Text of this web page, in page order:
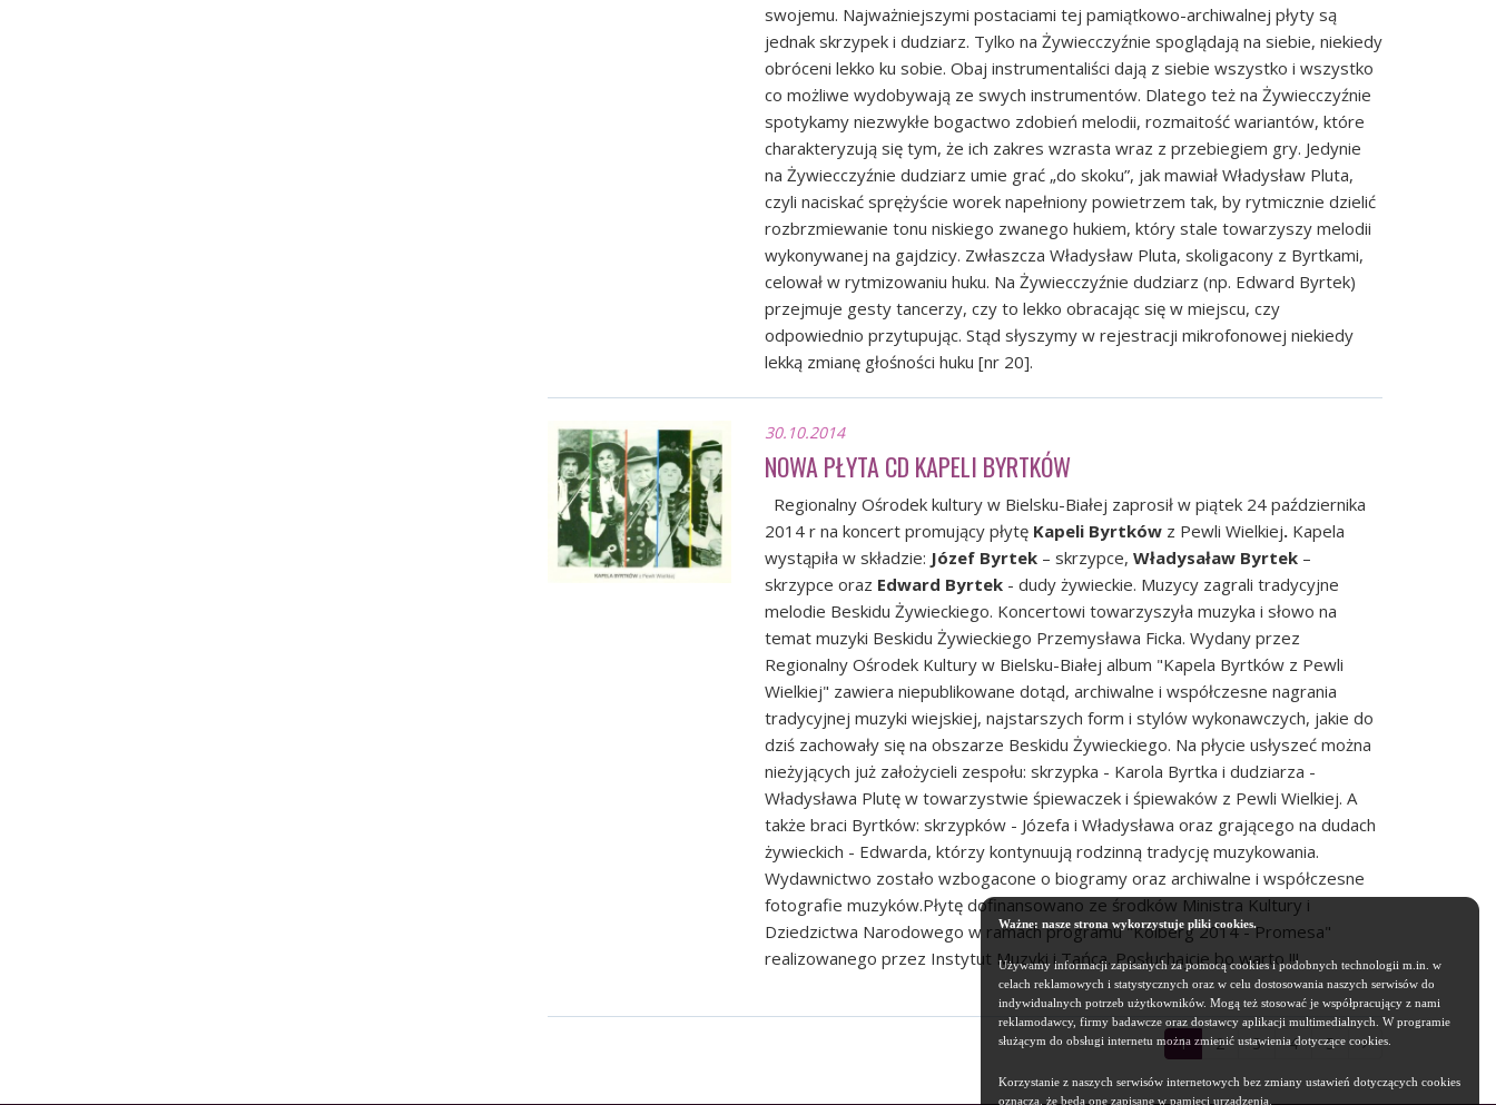
swojemu. Najważniejszymi postaciami tej pamiątkowo-archiwalnej płyty są
jednak skrzypek i dudziarz. Tylko na Żywiecczyźnie spoglądają na siebie, niekiedy
obróceni lekko ku sobie. Obaj instrumentaliści dają z siebie wszystko i wszystko
co możliwe wydobywają ze swych instrumentów. Dlatego też na Żywiecczyźnie
spotykamy niezwykłe bogactwo zdobień melodii, rozmaitość wariantów, które
charakteryzują się tym, że ich zakres wzrasta wraz z przebiegiem gry. Jedynie
na Żywiecczyźnie dudziarz umie grać „do skoku”, jak mawiał Władysław Pluta,
czyli naciskać sprężyście worek napełniony powietrzem tak, by rytmicznie dzielić
rozbrzmiewanie tonu niskiego zwanego hukiem, który stale towarzyszy melodii
wykonywanej na gajdzicy. Zwłaszcza Władysław Pluta, skoligacony z Byrtkami,
celował w rytmizowaniu huku. Na Żywiecczyźnie dudziarz (np. Edward Byrtek)
przejmuje gesty tancerzy, czy to lekko obracając się w miejscu, czy
odpowiednio przytupując. Stąd słyszymy w rejestracji mikrofonowej niekiedy
lekką zmianę głośności huku [nr 20].
30.10.2014
NOWA PŁYTA CD KAPELI BYRTKÓW
Regionalny Ośrodek kultury w Bielsku-Białej zaprosił w piątek 24 października
2014 r na koncert promujący płytę Kapeli Byrtków z Pewli Wielkiej. Kapela
wystąpiła w składzie: Józef Byrtek – skrzypce, Władysaław Byrtek –
skrzypce oraz Edward Byrtek - dudy żywieckie. Muzycy zagrali tradycyjne
melodie Beskidu Żywieckiego. Koncertowi towarzyszyła muzyka i słowo na
temat muzyki Beskidu Żywieckiego Przemysława Ficka. Wydany przez
Regionalny Ośrodek Kultury w Bielsku-Białej album "Kapela Byrtków z Pewli
Wielkiej" zawiera niepublikowane dotąd, archiwalne i współczesne nagrania
tradycyjnej muzyki wiejskiej, najstarszych form i stylów wykonawczych, jakie do
dziś zachowały się na obszarze Beskidu Żywieckiego. Na płycie usłyszeć można
nieżyjących już założycieli zespołu: skrzypka - Karola Byrtka i dudziarza -
Władysława Plutę w towarzystwie śpiewaczek i śpiewaków z Pewli Wielkiej. A
także braci Byrtków: skrzypków - Józefa i Władysława oraz grającego na dudach
żywieckich - Edwarda, którzy kontynuują rodzinną tradycję muzykowania.
Wydawnictwo zostało wzbogacone o biogramy oraz archiwalne i współczesne
fotografie muzyków.Płytę dofinansowano ze środków Ministra Kultury i
Dziedzictwa Narodowego w ramach programu "Kolberg 2014 - Promesa"
realizowanego przez Instytut Muzyki i Tańca. Posłuchajcie bo warto !!!
1 2 3 4 5
Ważne: nasze strona wykorzystuje pliki cookies.
Używamy informacji zapisanych za pomocą cookies i podobnych technologii m.in. w
celach reklamowych i statystycznych oraz w celu dostosowania naszych serwisów do
indywidualnych potrzeb użytkowników. Mogą też stosować je współpracujący z nami
reklamodawcy, firmy badawcze oraz dostawcy aplikacji multimedialnych. W programie
służącym do obsługi internetu można zmienić ustawienia dotyczące cookies.
Korzystanie z naszych serwisów internetowych bez zmiany ustawień dotyczących cookies
oznacza, że będą one zapisane w pamięci urządzenia.